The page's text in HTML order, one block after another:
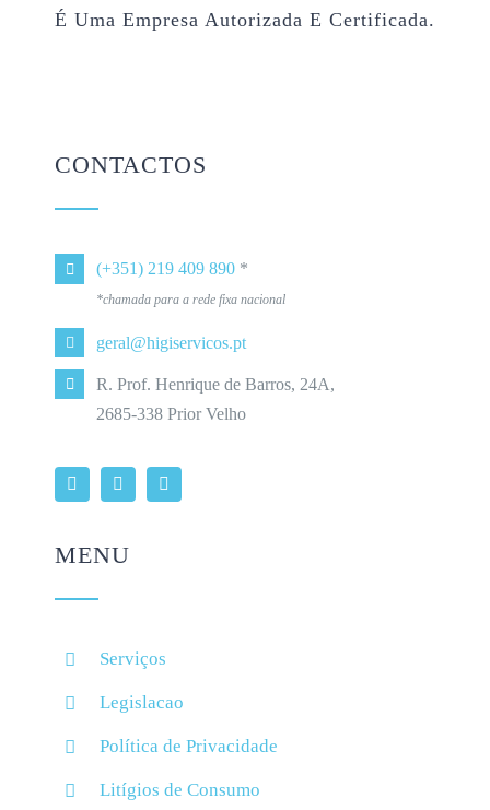
É Uma Empresa Autorizada E Certificada.
CONTACTOS
(+351) 219 409 890 *
*chamada para a rede fixa nacional
geral@higiservicos.pt
R. Prof. Henrique de Barros, 24A,
2685-338 Prior Velho
MENU
Serviços
Legislacao
Política de Privacidade
Litígios de Consumo